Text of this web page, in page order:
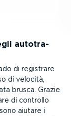
autotra­
di registrare
di velocità,
brusca. Grazie
di controllo
aiutare i